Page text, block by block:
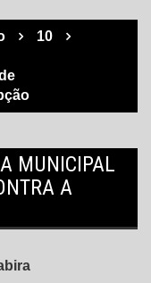
10
MUNICIPAL
A